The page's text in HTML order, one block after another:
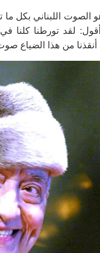
اللبناني بكل ما
لقد تورطنا كلنا في
أنقذنا من هذا الضياع